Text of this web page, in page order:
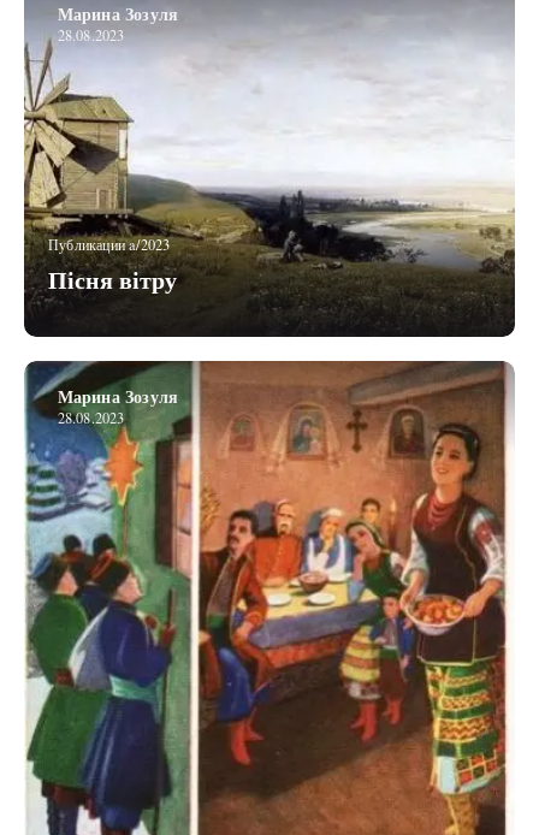
Публикации a/2023
Пісня вітру
Марина Зозуля
28.08.2023
Марина Зозуля
28.08.2023